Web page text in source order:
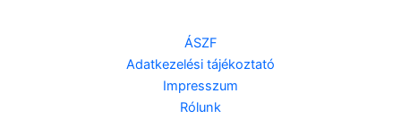
ÁSZF
Adatkezelési tájékoztató
Impresszum
Rólunk